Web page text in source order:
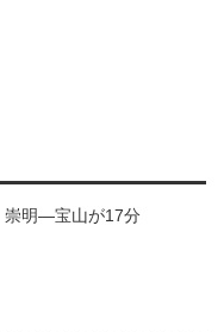
崇明―宝山が17分